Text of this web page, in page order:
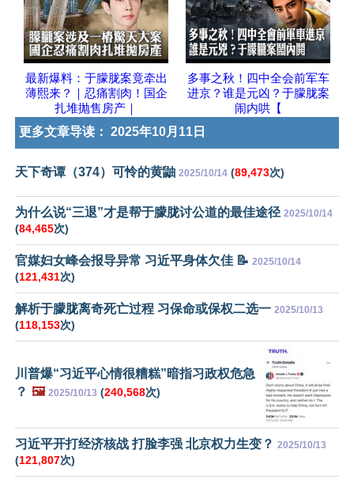
最新爆料：于朦胧案竟牵出
薄熙来？｜忍痛割肉！国企
扎堆抛售房产｜
多事之秋！四中全会前军车
进京？谁是元凶？于朦胧案
闹内哄【
更多文章导读： 2025年10月11日
天下奇谭（374）可怜的黄鼬 2025/10/14 (89,473次)
为什么说“三退”才是帮于朦胧讨公道的最佳途径 2025/10/14
(84,465次)
官媒妇女峰会报导异常 习近平身体欠佳 📝 2025/10/14
(121,431次)
解析于朦胧离奇死亡过程 习保命或保权二选一 2025/10/13
(118,153次)
川普爆“习近平心情很糟糕”暗指习政权危急
？ 🖼️ 2025/10/13 (240,568次)
习近平开打经济核战 打脸李强 北京权力生变？ 2025/10/13
(121,807次)